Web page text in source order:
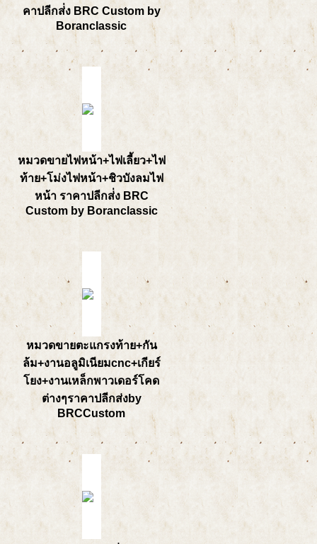
คาปลีกส่่ง BRC Custom by
Boranclassic
หมวดขายไฟหน้า+ไฟเลี้ยว+ไฟ
ท้าย+โม่งไฟหน้า+ชิวบังลมไฟ
หน้า ราคาปลีกส่่ง BRC
Custom by Boranclassic
หมวดขายตะแกรงท้าย+กัน
ล้ม+งานอลูมิเนียมcnc+เกียร์
โยง+งานเหล็กพาวเดอร์โคด
ต่างๆราคาปลีกส่งby
BRCCustom